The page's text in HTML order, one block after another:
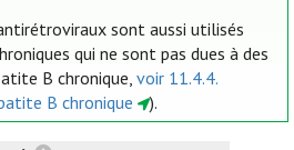
sont aussi utilisés
qui ne sont pas dues à des
B chronique,voir 11.4.4.
B chronique
).